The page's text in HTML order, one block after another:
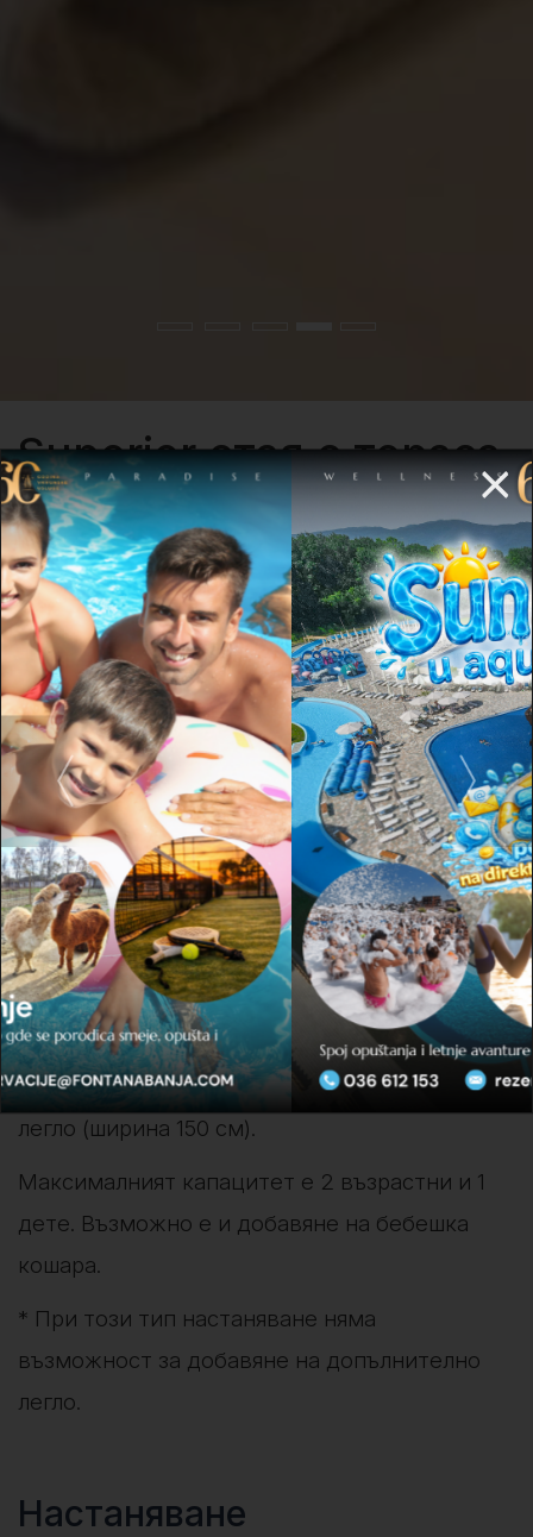
Superior стая с тераса
Superior стая с тераса, модерен дизайн, в
който всичко е подчинено на вашето
удоволствие, ще ви осигури едно
незабравимо изживяване дори по време на
празниците.
Всички стаи са оборудвани по най-високите
хотелски стандарти, с минибар и сейф във
всяка единица за настаняване.
В хотел „Фонтана“ има 22 „Superior“ стаи с
тераса. Всяка стая разполага със собствена
баня с душ и сешоар. Видовете легла в тези
единици за настаняване могат да бъдат 2
единични легла (ширина 90 см) или 1 двойно
легло (ширина 150 см).
Максималният капацитет е 2 възрастни и 1
дете. Възможно е и добавяне на бебешка
кошара.
* При този тип настаняване няма
възможност за добавяне на допълнително
легло.
Настаняване
×